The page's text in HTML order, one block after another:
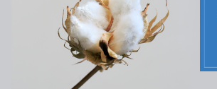
わらず、AFTEEで指定された期限内にお支払いく
二、支払い限度額
1.初回 AFTEEを ご利用の際に、認証結果及び当社
き、限度額が設定されます。
2.決済金額は最低NT$20です。
3.現在、台湾の会員のみご利用いただけます。
配送毎にNT$120、NT$899以上で送料無料